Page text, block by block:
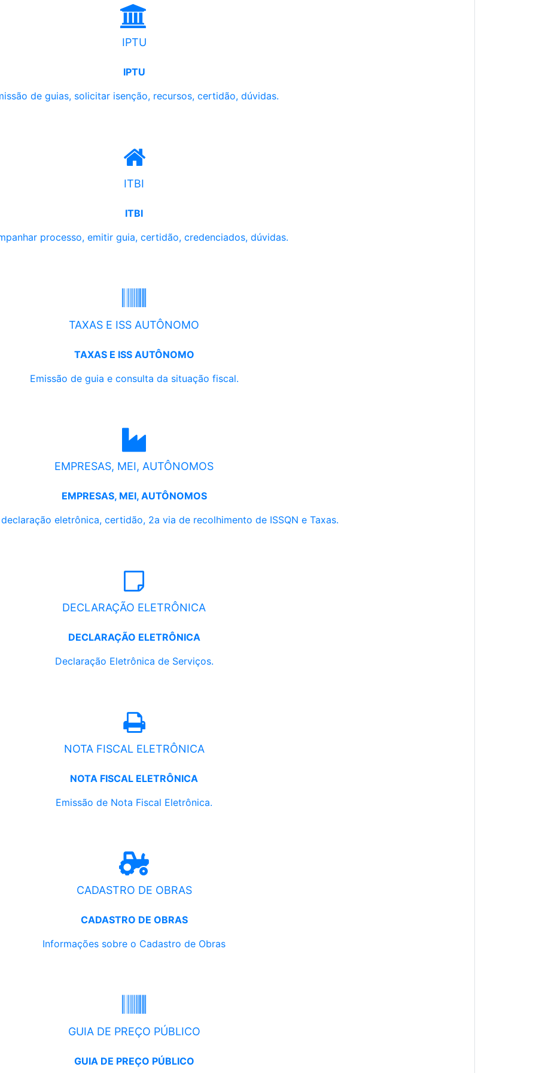
IPTU
IPTU
de guias, solicitar isenção, recursos, certidão, dúvidas.
ITBI
ITBI
processo, emitir guia, certidão, credenciados, dúvidas.
TAXAS E ISS AUTÔNOMO
TAXAS E ISS AUTÔNOMO
Emissão de guia e consulta da situação fiscal.
EMPRESAS, MEI, AUTÔNOMOS
EMPRESAS, MEI, AUTÔNOMOS
eletrônica, certidão, 2a via de recolhimento de ISSQN e Taxas.
DECLARAÇÃO ELETRÔNICA
DECLARAÇÃO ELETRÔNICA
Declaração Eletrônica de Serviços.
NOTA FISCAL ELETRÔNICA
NOTA FISCAL ELETRÔNICA
Emissão de Nota Fiscal Eletrônica.
CADASTRO DE OBRAS
CADASTRO DE OBRAS
Informações sobre o Cadastro de Obras
GUIA DE PREÇO PÚBLICO
GUIA DE PREÇO PÚBLICO